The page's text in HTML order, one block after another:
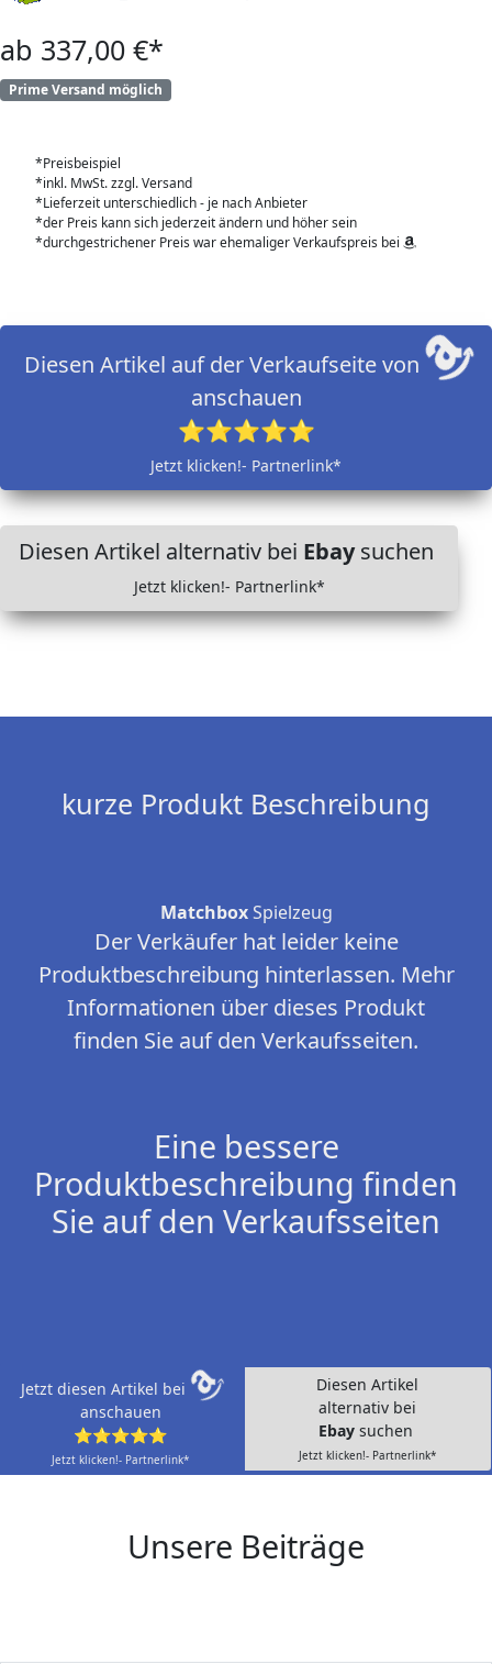
ab 337,00 €*
Prime Versand möglich
*Preisbeispiel
*inkl. MwSt. zzgl. Versand
*Lieferzeit unterschiedlich - je nach Anbieter
*der Preis kann sich jederzeit ändern und höher sein
*durchgestrichener Preis war ehemaliger Verkaufspreis bei
Diesen Artikel auf der Verkaufseite von
anschauen
⭐⭐⭐⭐⭐
Jetzt klicken!- Partnerlink*
Diesen Artikel alternativ bei Ebaysuchen
Jetzt klicken!- Partnerlink*
kurze Produkt Beschreibung
MatchboxSpielzeug
Der Verkäufer hat leider keine
Produktbeschreibung hinterlassen. Mehr
Informationen über dieses Produkt
finden Sie auf den Verkaufsseiten.
Eine bessere
Produktbeschreibung finden
Sie auf den Verkaufsseiten
Jetzt diesen Artikel bei
anschauen
⭐⭐⭐⭐⭐
Jetzt klicken!- Partnerlink*
Diesen Artikel
alternativ bei
Ebay suchen
Jetzt klicken!- Partnerlink*
Unsere Beiträge